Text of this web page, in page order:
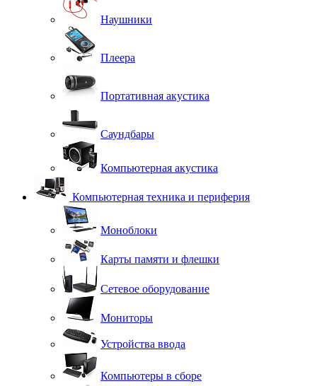
Наушники
Плеера
Портативная акустика
Саундбары
Компьютерная акустика
Компьютерная техника и периферия
Моноблоки
Карты памяти и флешки
Сетевое оборудование
Мониторы
Устройства ввода
Компьютеры в сборе